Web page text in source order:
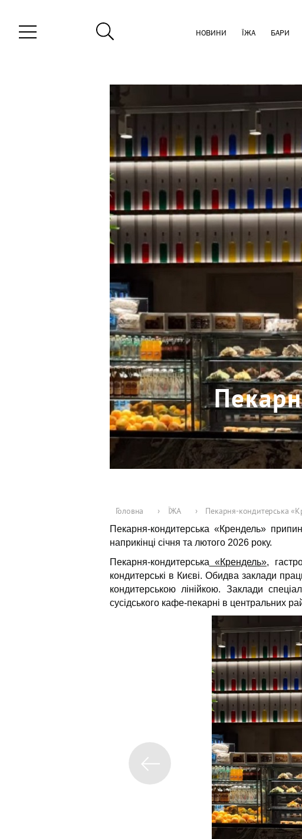
НОВИНИ ЇЖА БАРИ
Головна › ЇЖА › Пекарня-кондитерська
Пекарня-кондитерська «Крендель»
наприкінці січня та лютого 2026 року.
Пекарня-кондитерська «Крендель»,
кондитерські в Києві. Обидва заклади
кондитерською лінійкою. Заклади
сусідського кафе-пекарні в центральних